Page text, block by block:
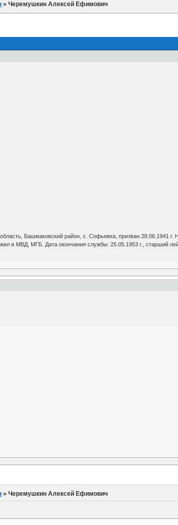
»Черемушкин Алексей Ефимович
Башмаковский район, с. Софьевка, призван 28.06.1941 г.
в МВД, МГБ. Дата окончания службы: 25.05.1953 г., старший
»Черемушкин Алексей Ефимович